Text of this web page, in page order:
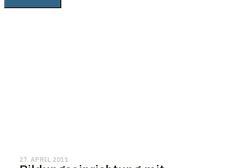
27. APRIL 2011